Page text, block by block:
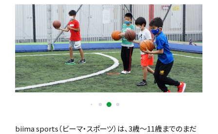
biima sports（ビーマ・スポーツ）は、3歳〜11歳までのまだ